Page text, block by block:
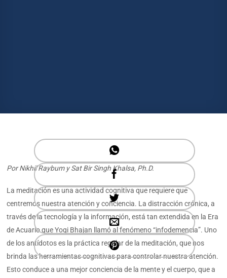
Por Nikhil Raybum y Sat Bir Singh Khalsa, Ph.D.
La meditación es una actividad cognitiva que requiere que
centremos nuestra atención y conciencia. La distracción crónica, a
través de la tecnología y la información, está tan extendida en la Era
de Acuario que Yogi Bhajan llamó al fenómeno “infodemencia”. Uno
de los antídotos es la práctica regular de la meditación, que nos
brinda las herramientas cognitivas para controlar nuestra atención.
Esto conduce a una mejor conciencia de la mente y el cuerpo, que a